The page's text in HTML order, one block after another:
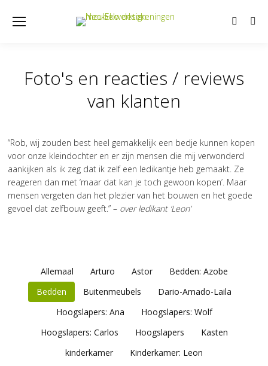
Foto's en reacties / reviews
van klanten
“Rob, wij zouden best heel gemakkelijk een bedje kunnen kopen
voor onze kleindochter en er zijn mensen die mij verwonderd
aankijken als ik zeg dat ik zelf een ledikantje heb gemaakt. Ze
reageren dan met ‘maar dat kan je toch gewoon kopen’. Maar
mensen vergeten dan het plezier van het bouwen en het goede
gevoel dat zelfbouw geeft.” – over ledikant ‘Leon’
Allemaal Arturo Astor
Bedden: Azobe
Bedden
Buitenmeubels
Dario-Amado-Laila
Hoogslapers: Ana
Hoogslapers: Wolf
Hoogslapers: Carlos
Hoogslapers
Kasten
kinderkamer
Kinderkamer: Leon